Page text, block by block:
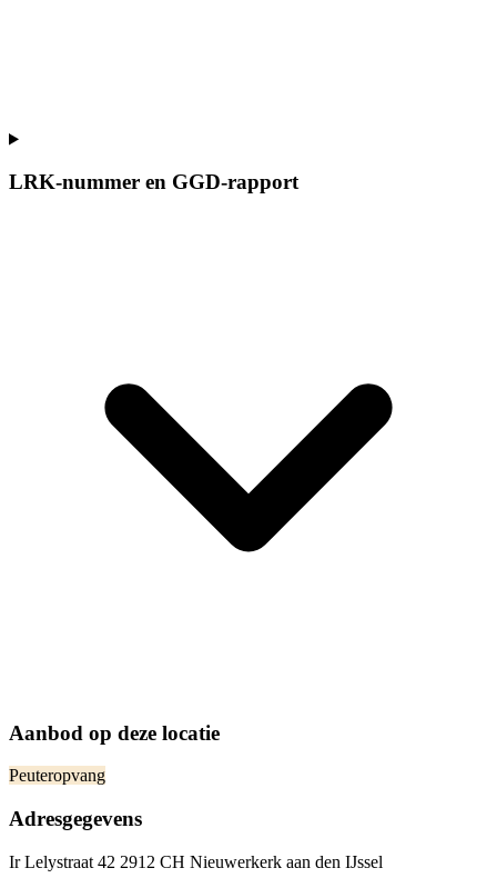
LRK-nummer en GGD-rapport
Aanbod op deze locatie
Peuteropvang
Adresgegevens
Ir Lelystraat 42 2912 CH Nieuwerkerk aan den IJssel